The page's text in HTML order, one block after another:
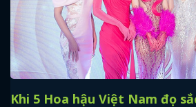
Khi 5 Hoa hậu Việt Nam đọ